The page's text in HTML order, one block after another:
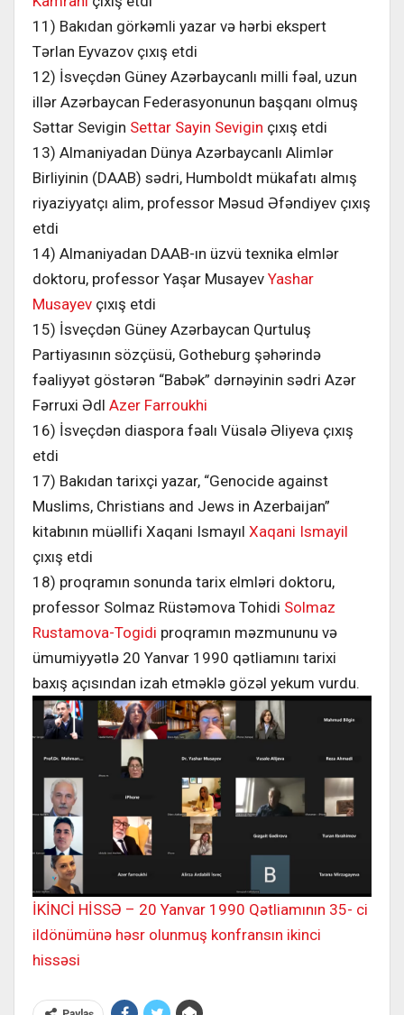
11) Bakıdan görkəmli yazar və hərbi ekspert
Tərlan Eyvazov çıxış etdi
12) İsveçdən Güney Azərbaycanlı milli fəal, uzun
illər Azərbaycan Federasyonunun başqanı olmuş
Səttar Sevigin Settar Sayin Sevigin çıxış etdi
13) Almaniyadan Dünya Azərbaycanlı Alimlər
Birliyinin (DAAB) sədri, Humboldt mükafatı almış
riyaziyyatçı alim, professor Məsud Əfəndiyev çıxış
etdi
14) Almaniyadan DAAB-ın üzvü texnika elmlər
doktoru, professor Yaşar Musayev Yashar
Musayev çıxış etdi
15) İsveçdən Güney Azərbaycan Qurtuluş
Partiyasının sözçüsü, Gotheburg şəhərində
fəaliyyət göstərən “Babək” dərnəyinin sədri Azər
Fərruxi Ədl Azer Farroukhi
16) İsveçdən diaspora fəalı Vüsalə Əliyeva çıxış
etdi
17) Bakıdan tarixçi yazar, “Genocide against
Muslims, Christians and Jews in Azerbaijan”
kitabının müəllifi Xaqani Ismayıl Xaqani Ismayil
çıxış etdi
18) proqramın sonunda tarix elmləri doktoru,
professor Solmaz Rüstəmova Tohidi Solmaz
Rustamova-Togidi proqramın məzmununu və
ümumiyyətlə 20 Yanvar 1990 qətliamını tarixi
baxış açısından izah etməklə gözəl yekum vurdu.
İKİNCİ HİSSƏ – 20 Yanvar 1990 Qətliamının 35- ci
ildönümünə həsr olunmuş konfransın ikinci
hissəsi